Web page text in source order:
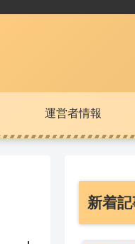
運営者情報
新着